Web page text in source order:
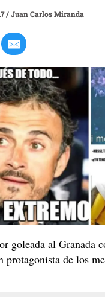
/Juan Carlos Miranda
goleada al Granada
protagonista de los